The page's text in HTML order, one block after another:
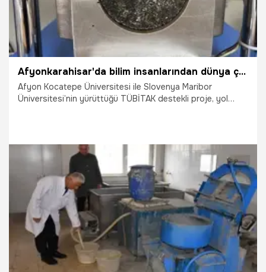
Afyonkarahisar'da bilim insanlarından dünya çapında proje: Cam ve poşet atıklarıyla yaptılar: Yol ömrünü iki katına çıkaracak!
Afyon Kocatepe Üniversitesi ile Slovenya Maribor
Üniversitesi’nin yürüttüğü TÜBİTAK destekli proje, yol
çevresel atıkları ortadan kaldıran hem de yol yapım
maliyetlerini düşüren bu mühendislik harikası, Türkiye ve
dünyada otoyolların kaderini değiştirmeye aday. İşte o
devrim niteliğindeki projenin detayları...
22.12.2025 Afyonkarahisar